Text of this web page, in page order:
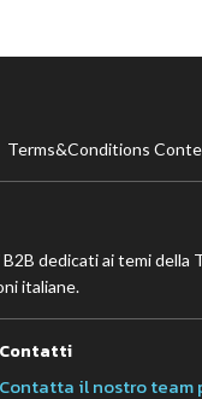
Terms&Conditions
dedicati ai temi della
italiane.
Contatti
Contatta il nostro